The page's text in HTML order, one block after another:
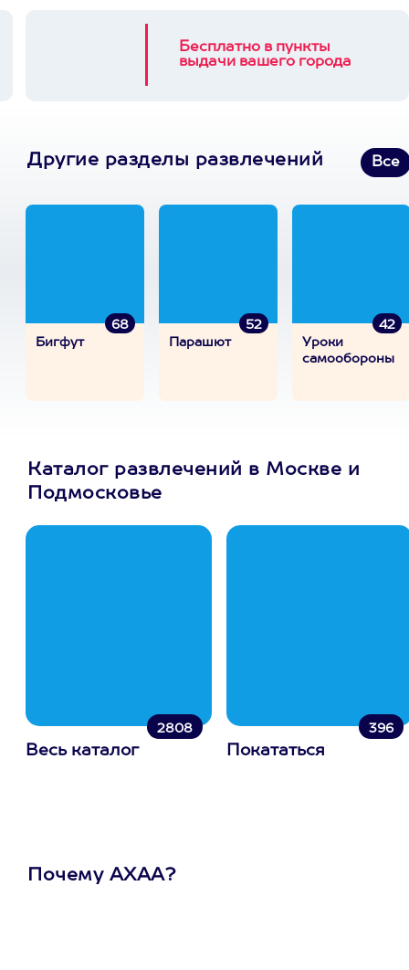
Бесплатно в пункты
выдачи вашего города
Другие разделы развлечений Все
68
Бигфут
52
Парашют
42
Уроки
самообороны
Каталог развлечений в Москве и
Подмосковье
2808
Весь каталог
396
Покататься
Почему АХАА?